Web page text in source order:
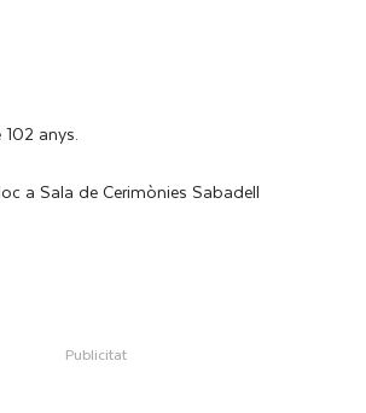
anys.
a Sala de Cerimònies Sabadell